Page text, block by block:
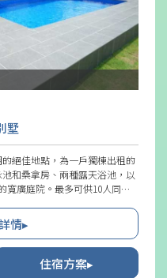
墅
絕佳地點，為一戶獨棟出租的
和桑拿房、兩種露天浴池，以
寬廣庭院。最多可供10人同一
，且不設限頭數，提供洗腳處
宿場所也頗受好評。
情▸
住宿方案▸